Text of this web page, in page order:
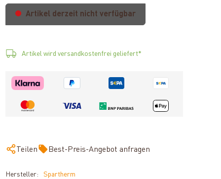
Artikel derzeit nicht verfügbar
Artikel wird versandkostenfrei geliefert*
Teilen Best-Preis-Angebot anfragen
Hersteller:
Spartherm